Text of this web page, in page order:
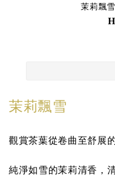
茉莉飄
茉莉飄雪
觀賞茶葉從卷曲至舒展
純淨如雪的茉莉清香，